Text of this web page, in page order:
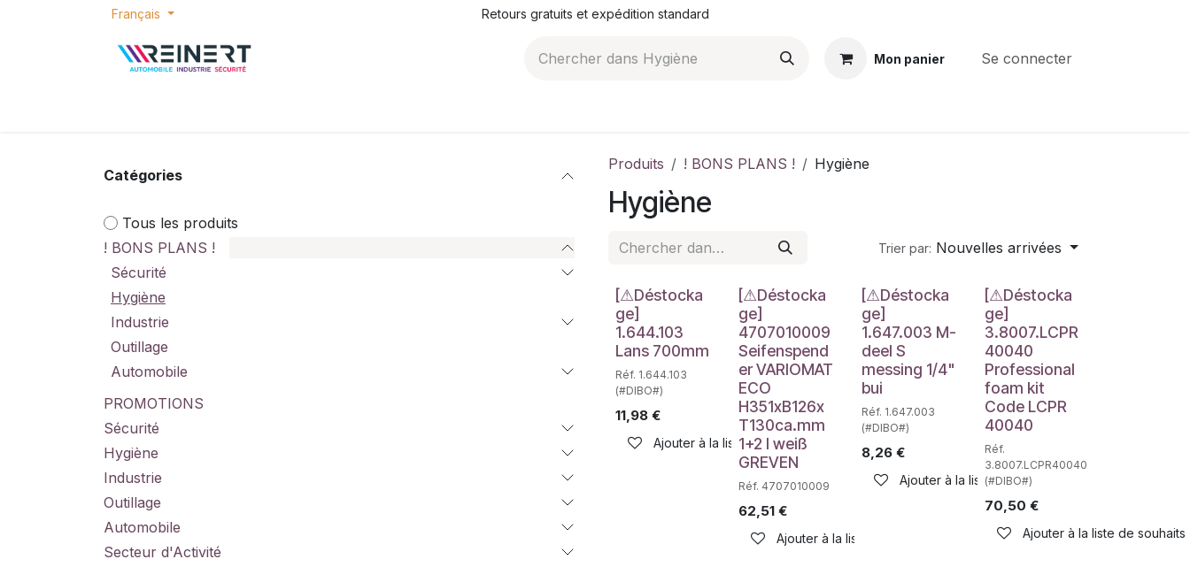
Se rendre au contenu
Français Retours gratuits et expédition standard
Mon panier Se connecter
Catégories
Tous les produits
! BONS PLANS !
Sécurité
Hygiène
Industrie
Outillage
Automobile
PROMOTIONS
Sécurité
Hygiène
Industrie
Outillage
Automobile
Secteur d'Activité
Produits ! BONS PLANS ! Hygiène
Hygiène
Trier par: Nouvelles arrivées
Déstockage
[⚠Déstocka
ge]
1.644.103
Lans 700mm
Réf. 1.644.103
(#DIBO#)
11,98 €
Ajouter à la liste de souhaits
Déstockage
[⚠Déstocka
ge]
4707010009
Seifenspend
er VARIOMAT
ECO
H351xB126x
T130ca.mm
1+2 l weiß
GREVEN
Réf. 4707010009
62,51€
Ajouter à la liste de souhaits
Déstockage
[⚠Déstocka
ge]
1.647.003 M-
deel S
messing 1/4"
bui
Réf. 1.647.003
(#DIBO#)
8,26€
Ajouter à la liste de souhaits
Déstockage
[⚠Déstocka
ge]
3.8007.LCPR
40040
Professional
foam kit
Code LCPR
40040
Réf.
3.8007.LCPR40040
(#DIBO#)
70,50 €
Ajouter à la liste de souhaits